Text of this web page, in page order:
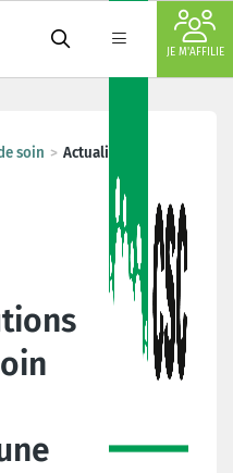
JE M'AFFILIE
soin Actualités